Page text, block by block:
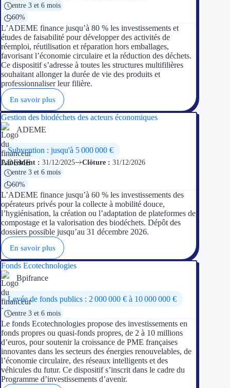
Nos guides
Nos partenaires
entre 3 et 6 mois
60%
L’ADEME finance jusqu’à 80 % les investissements et
études de faisabilité pour développer des activités de
réemploi, réutilisation et réparation hors emballages,
favorisant l’économie circulaire et la réduction des déchets.
Ce dispositif s’adresse à toutes les structures multifilières
souhaitant allonger la durée de vie des produits et
professionnaliser leur filière.
En savoir plus
Gestion des biodéchets des acteurs économiques
ADEME
Subvention : jusqu'à 5 000 000 €
Lancement : 31/12/2025 Clôture : 31/12/2026
entre 3 et 6 mois
60%
L’ADEME finance jusqu’à 60 % les investissements des
opérateurs privés pour la collecte à mobilité douce,
l’hygiénisation, la création ou l’adaptation de plateformes de
compostage et la valorisation des biodéchets. Dépôt des
dossiers possible jusqu’au 31 décembre 2026.
En savoir plus
Fonds Ecotechnologies
Bpifrance
Levée de fonds publics : 2 000 000 € à 10 000 000 €
entre 3 et 6 mois
Le fonds Ecotechnologies propose des investissements en
fonds propres ou quasi-fonds propres, de 2 à 10 millions
d’euros, pour soutenir la croissance de PME françaises
innovantes dans les secteurs des énergies renouvelables, de
l’économie circulaire, des réseaux intelligents et des
véhicules du futur. Ce dispositif s’inscrit dans le cadre du
Programme d’investissements d’avenir.